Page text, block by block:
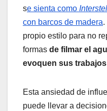
se sienta como
con barcos de madera.
propio estilo para no
formas de filmar el
evoquen sus
Esta ansiedad de
puede llevar a